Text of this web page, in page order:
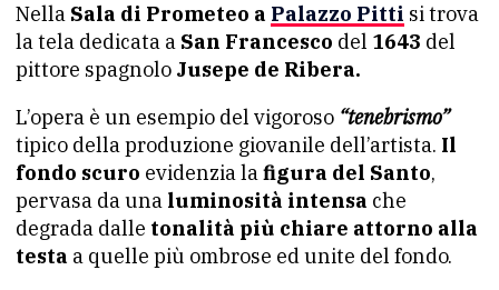
Nella Sala di Prometeo a Palazzo Pitti si trova
la tela dedicata a San Francesco del 1643 del
pittore spagnolo Jusepe de Ribera.
L’opera è un esempio del vigoroso “tenebrismo”
tipico della produzione giovanile dell’artista. Il
fondo scuro evidenzia lafigura del Santo,
pervasa da una luminosità intensa che
degrada dalle tonalità più chiare attorno alla
testa a quelle più ombrose ed unite del fondo.